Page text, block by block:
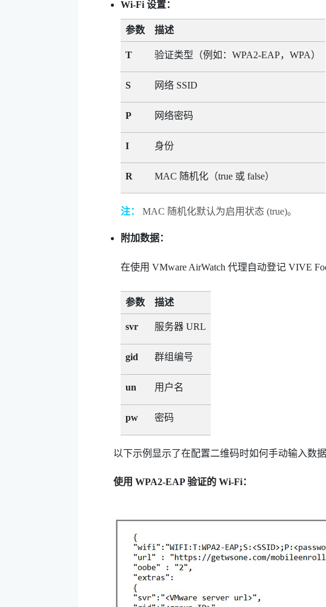
Wi‍-Fi 设置：
参数 描述
T 验证类型（例如：WPA2-EAP，WPA）
S 网络 SSID
P 网络密码
I 身份
R MAC 随机化（true 或 false）
注： MAC 随机化默认为启用状态 (true)。
附加数据：
在使用VMware AirWatch 代理自动登记VIVE
参数 描述
svr 服务器 URL
gid 群组编号
un 用户名
pw 密码
以下示例显示了在配置二维码时如何手动输入数
使用 WPA2-EAP 验证的 Wi‍-Fi：